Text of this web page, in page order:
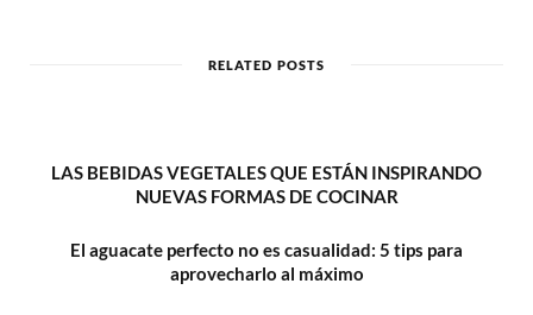
e
RELATED POSTS
LAS BEBIDAS VEGETALES QUE ESTÁN INSPIRANDO
NUEVAS FORMAS DE COCINAR
El aguacate perfecto no es casualidad: 5 tips para
aprovecharlo al máximo